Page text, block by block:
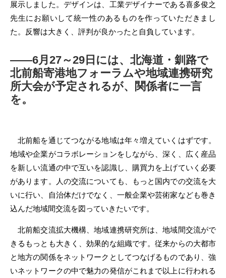
展示しました。デザインは、工業デザイナーである喜多俊之
先生にお願いして統一性のあるものを作っていただきまし
た。反響は大きく、評判が良かったと自負しています。
――6月27～29日には、北海道・釧路で
北前船寄港地フォーラムや地域連携研究
所大会が予定されるが、関係者に一言
を。
北前船を通じてつながる地域は年々増えていくはずです。
地域や企業がコラボレーションをしながら、深く、広く産品
を新しい流通の中で互いを認識し、購買力を上げていく必要
があります。人の交流についても、もっと国内での交流を大
いに行い、自治体だけでなく、一般企業や芸術家なども巻き
込んだ地域間交流を図っていきたいです。
北前船交流拡大機構、地域連携研究所は、地域間交流がで
きるもっとも大きく、効果的な組織です。従来からの大都市
と地方の関係をネットワークとしてつなげるものであり、強
いネットワークの中で魅力の発信がこれまで以上に行われる